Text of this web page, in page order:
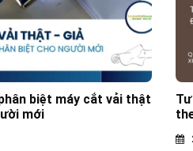
biệt máy cắt vải thật
mới